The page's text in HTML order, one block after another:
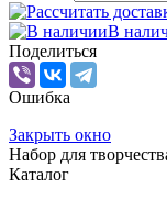
В
Поделиться
Ошибка
Закрыть окно
Набор для
Каталог